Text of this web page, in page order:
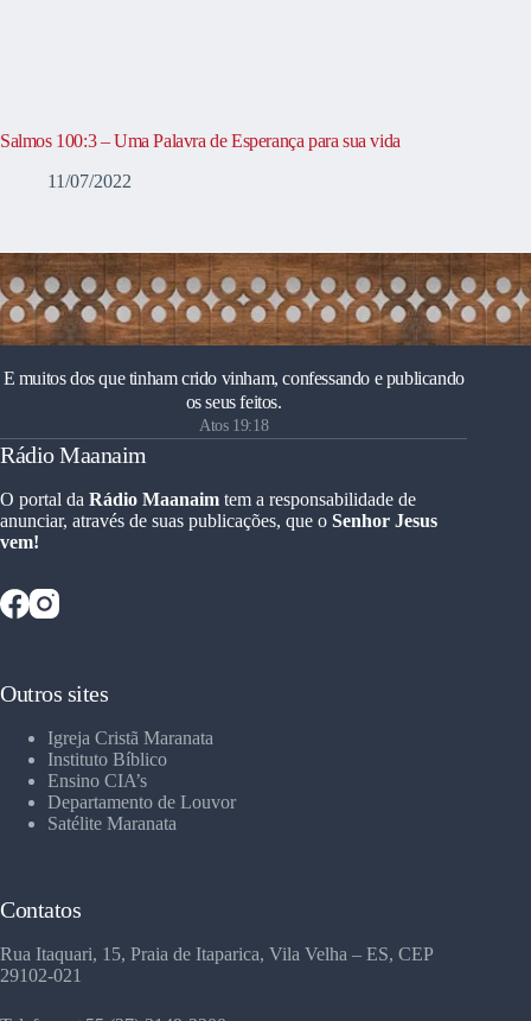
Salmos 100:3 – Uma Palavra de Esperança para sua vida
11/07/2022
E muitos dos que tinham crido vinham, confessando e publicando
os seus feitos.
Atos 19:18
Rádio Maanaim
O portal da Rádio Maanaim tem a responsabilidade de
anunciar, através de suas publicações, que o Senhor Jesus
vem!
Outros sites
Igreja Cristã Maranata
Instituto Bíblico
Ensino CIA’s
Departamento de Louvor
Satélite Maranata
Contatos
Rua Itaquari, 15, Praia de Itaparica, Vila Velha – ES, CEP
29102-021